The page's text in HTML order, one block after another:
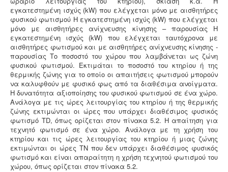
εγκατεστημένη ισχύς (kW) που ελέγχεται μόνο με αισθητήρες
φυσικού φωτισμού Η εγκατεστημένη ισχύς (kW) που ελέγχεται
μόνο με αισθητήρες ανίχνευσης κίνησης – παρουσίας Η
εγκατεστημένη ισχύς (kW) που ελέγχεται ταυτόχρονα με
αισθητήρες φωτισμού και με αισθητήρες ανίχνευσης κίνησης -
παρουσίας Το ποσοστό του χώρου που λαμβάνεται ως ζώνη
φυσικού φωτισμού. Εκτιμάται το ποσοστό του κτηρίου ή της
θερμικής ζώνης για το οποίο οι απαιτήσεις φωτισμού μπορούν
να καλυφθούν με φυσικό φως από τα διαθέσιμα ανοίγματα.
Η δυνατότητα αξιοποίησης του φυσικού φωτισμού σε ένα χώρο.
Ανάλογα με τις ώρες λειτουργίας του κτηρίου ή της θερμικής
ζώνης εκτιμώνται οι ώρες που υπάρχει διαθέσιμος φυσικός
φωτισμό ΤD, όπως ορίζεται στον πίνακα 5.2. Η απαίτηση για
τεχνητό φωτισμό σε ένα χώρο. Ανάλογα με τη χρήση του
κτηρίου και τις ώρες λειτουργίας του κτηρίου ή μιας ζώνης
εκτιμώνται οι ώρες ΤN που δεν υπάρχει διαθέσιμος φυσικός
φωτισμό και είναι απαραίτητη η χρήση τεχνητού φωτισμού του
χώρου, όπως ορίζεται στον πίνακα 5.2.